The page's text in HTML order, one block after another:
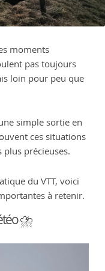
moments
pas toujours
loin pour peu que
simple sortie en
ces situations
précieuses.
du VTT, voici
à retenir.
⛈️